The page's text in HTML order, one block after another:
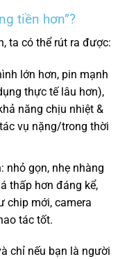
tiền hơn”?
ta có thể rút ra được:
lớn hơn, pin mạnh
thực tế lâu hơn),
năng chịu nhiệt &
vụ nặng/trong thời
nhỏ gọn, nhẹ nhàng
thấp hơn đáng kể,
chip mới, camera
tác tốt.
chỉ nếu bạn là người